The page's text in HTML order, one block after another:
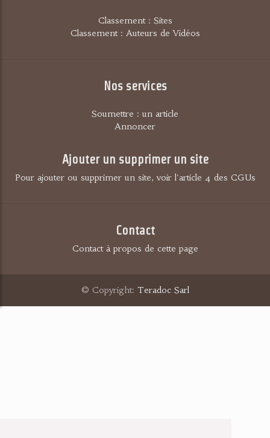
Classement : Sites
Classement : Auteurs de Vidéos
Nos services
Soumettre : un article
Annoncer
Ajouter un supprimer un site
Pour ajouter ou supprimer un site, voir l'article 4 des CGUs
Contact
Contact à propos de cette page
© Copyright: Teradoc Sarl